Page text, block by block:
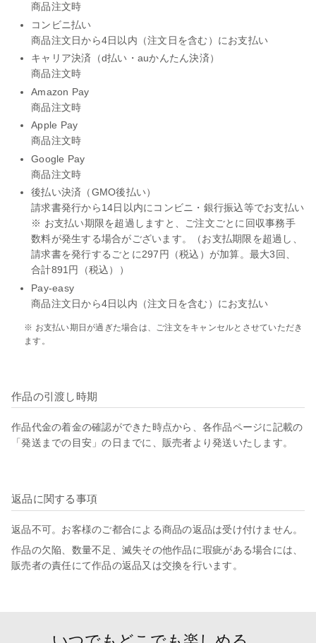
商品注文時
コンビニ払い
商品注文日から4日以内（注文日を含む）にお支払い
キャリア決済（d払い・auかんたん決済）
商品注文時
Amazon Pay
商品注文時
Apple Pay
商品注文時
Google Pay
商品注文時
後払い決済（GMO後払い）
請求書発行から14日以内にコンビニ・銀行振込等でお支払い
※ お支払い期限を超過しますと、ご注文ごとに回収事務手
数料が発生する場合がございます。（お支払期限を超過し、
請求書を発行するごとに297円（税込）が加算。最大3回、
合計891円（税込））
Pay-easy
商品注文日から4日以内（注文日を含む）にお支払い
※ お支払い期日が過ぎた場合は、ご注文をキャンセルとさせていただき
ます。
作品の引渡し時期
作品代金の着金の確認ができた時点から、各作品ページに記載の
「発送までの目安」の日までに、販売者より発送いたします。
返品に関する事項
返品不可。お客様のご都合による商品の返品は受け付けません。
作品の欠陥、数量不足、滅失その他作品に瑕疵がある場合には、
販売者の責任にて作品の返品又は交換を行います。